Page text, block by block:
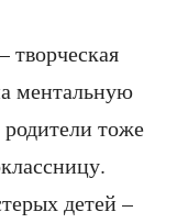
ментальную
тоже
детей –